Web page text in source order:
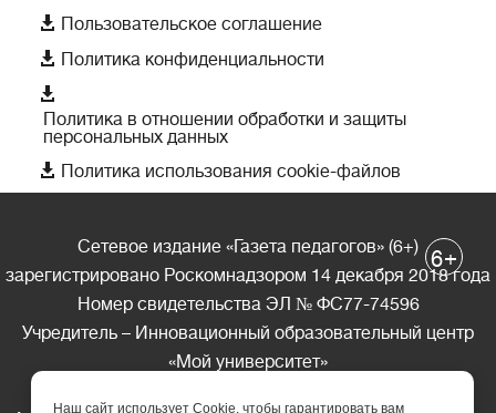
 Пользовательское соглашение
 Политика конфиденциальности

Политика в отношении обработки и защиты
персональных данных
 Политика использования cookie-файлов
Сетевое издание «Газета педагогов» (6+)
зарегистрировано Роскомнадзором 14 декабря 2018 года
Номер свидетельства ЭЛ № ФС77-74596
Учредитель – Инновационный образовательный центр
«Мой университет»
6+
Наш сайт использует Cookie, чтобы гарантировать вам